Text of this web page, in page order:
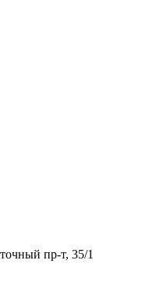
пр-т, 35/1